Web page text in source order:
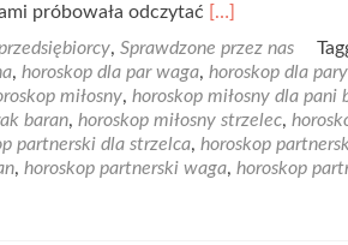
próbowała odczytać Read
about
Z
jakim
znakiem
zodiaku
stworzysz
[…]
, Sprawdzone przez nas
, horoskop dla par waga, horoskop dla
miłosny, horoskop miłosny dla pani
baran, horoskop miłosny strzelec,
partnerski dla strzelca, horoskop
, horoskop partnerski waga, horoskop